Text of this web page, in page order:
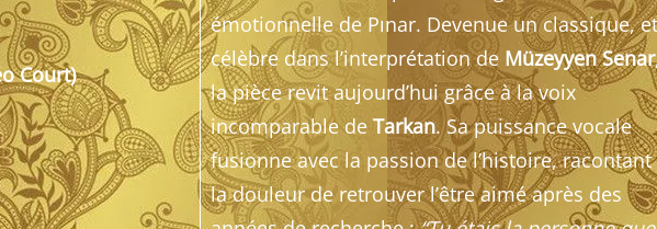
Court)
émotionnelle de Pınar. Devenue un classique, et
célèbre dans l’interprétation de Müzeyyen Senar
la pièce revit aujourd’hui grâce à la voix
incomparable de Tarkan. Sa puissance vocale
fusionne avec la passion de l’histoire, racontant
la douleur de retrouver l’être aimé après des